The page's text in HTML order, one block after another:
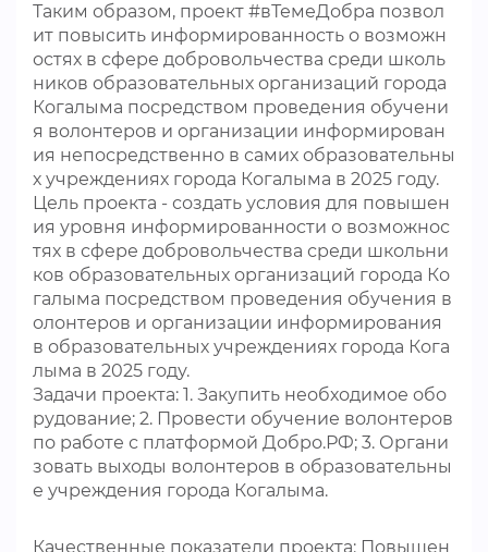
Таким образом, проект #вТемеДобра позвол
ит повысить информированность о возможн
остях в сфере добровольчества среди школь
ников образовательных организаций города
Когалыма посредством проведения обучени
я волонтеров и организации информирован
ия непосредственно в самих образовательны
х учреждениях города Когалыма в 2025 году.
Цель проекта - создать условия для повышен
ия уровня информированности о возможнос
тях в сфере добровольчества среди школьни
ков образовательных организаций города Ко
галыма посредством проведения обучения в
олонтеров и организации информирования
в образовательных учреждениях города Кога
лыма в 2025 году.
Задачи проекта: 1. Закупить необходимое обо
рудование; 2. Провести обучение волонтеров
по работе с платформой Добро.РФ; 3. Органи
зовать выходы волонтеров в образовательны
е учреждения города Когалыма.
Качественные показатели проекта: Повышен